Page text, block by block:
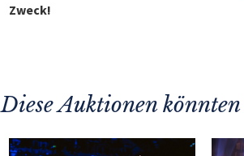
Zweck!
Diese Auktionen